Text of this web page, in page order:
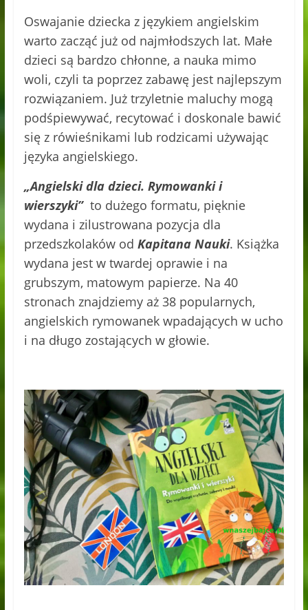
Oswajanie dziecka z językiem angielskim
warto zacząć już od najmłodszych lat. Małe
dzieci są bardzo chłonne, a nauka mimo
woli, czyli ta poprzez zabawę jest najlepszym
rozwiązaniem. Już trzyletnie maluchy mogą
podśpiewywać, recytować i doskonale bawić
się z rówieśnikami lub rodzicami używając
języka angielskiego.
„Angielski dla dzieci. Rymowanki i
wierszyki”to dużego formatu, pięknie
wydana i zilustrowana pozycja dla
przedszkolaków od Kapitana Nauki. Książka
wydana jest w twardej oprawie i na
grubszym, matowym papierze. Na 40
stronach znajdziemy aż 38 popularnych,
angielskich rymowanek wpadających w ucho
i na długo zostających w głowie.